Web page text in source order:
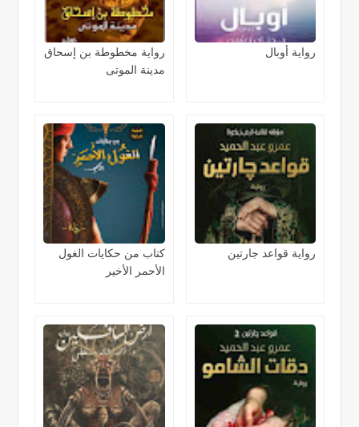
رواية أوبال
رواية مخطوطة بن إسحاق
مدينة الموتى
رواية قواعد جارتين
كتاب من حكايات الغول
الأحمر الأخير